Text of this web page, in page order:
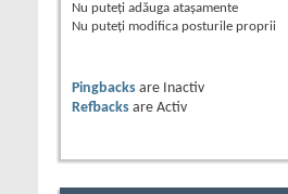
Nu puteţi adăuga ataşamente
Nu puteţi modifica posturile proprii
Pingbacks are
Inactiv
Refbacks are Activ